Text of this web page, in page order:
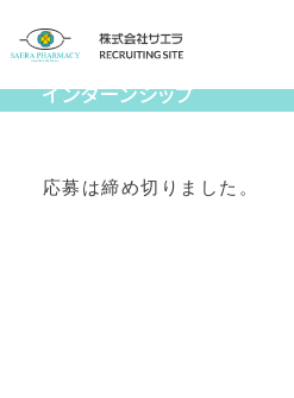
Internship
インターンシップ
応募は締め切りました。